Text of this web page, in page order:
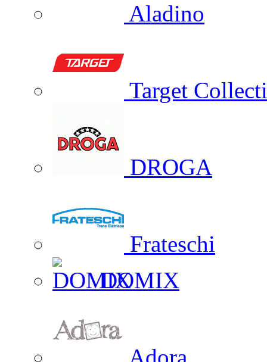
Aladino
Target
DROGA
Frateschi
DOMIX